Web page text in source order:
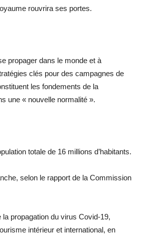
rouvrira ses portes.
propager dans le monde et à
clés pour des campagnes de
les fondements de la
une « nouvelle normalité ».
totale de 16 millions d’habitants.
selon le rapport de la Commission
propagation du virus Covid-19,
intérieur et international, en